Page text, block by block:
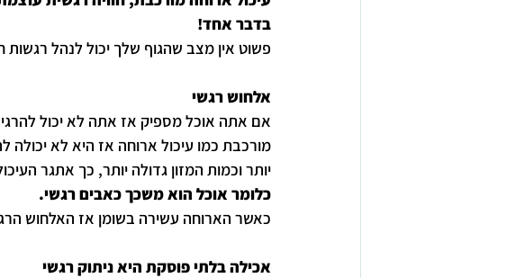
בדבר אחד!
פשוט אין מצב שהגוף שלך יכול לנהל רגשות
אלחוש רגשי
אם אתה אוכל מספיק אז אתה לא יכול
מורכבת כמו עיכול ארוחה אז היא לא יכולה
יותר וכמות המזון גדולה יותר, כך אתגר
כלומר אוכל הוא משכך כאבים רגשי.
כאשר הארוחה עשירה בשומן אז האלחוש
אכילה בלתי פוסקת היא ניתוק רגשי